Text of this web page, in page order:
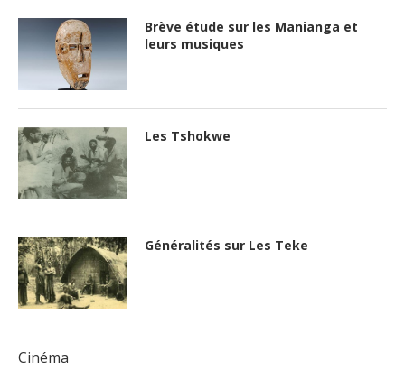
Brève étude sur les Manianga et
leurs musiques
Les Tshokwe
Généralités sur Les Teke
Cinéma